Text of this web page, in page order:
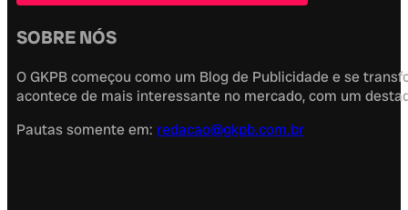
SOBRE NÓS
O GKPB começou como um Blog de Publicidade e se
acontece de mais interessante no mercado, com um
Pautas somente em: redacao@gkpb.com.br